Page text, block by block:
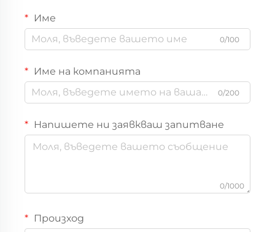
Име
0/100
Име на компанията
0/200
Напишете ни заявкваш запитване
0/1000
Произход